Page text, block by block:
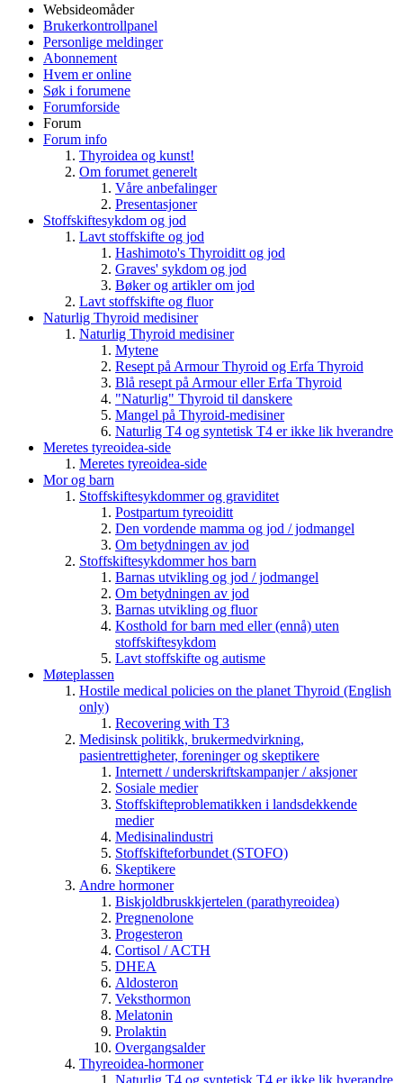
Websideomåder
Brukerkontrollpanel
Personlige meldinger
Abonnement
Hvem er online
Søk i forumene
Forumforside
Forum
Forum info
Thyroidea og kunst!
Om forumet generelt
Våre anbefalinger
Presentasjoner
Stoffskiftesykdom og jod
Lavt stoffskifte og jod
Hashimoto's Thyroiditt og jod
Graves' sykdom og jod
Bøker og artikler om jod
Lavt stoffskifte og fluor
Naturlig Thyroid medisiner
Naturlig Thyroid medisiner
Mytene
Resept på Armour Thyroid og Erfa Thyroid
Blå resept på Armour eller Erfa Thyroid
"Naturlig" Thyroid til danskere
Mangel på Thyroid-medisiner
Naturlig T4 og syntetisk T4 er ikke lik hverandre
Meretes tyreoidea-side
Meretes tyreoidea-side
Mor og barn
Stoffskiftesykdommer og graviditet
Postpartum tyreoiditt
Den vordende mamma og jod / jodmangel
Om betydningen av jod
Stoffskiftesykdommer hos barn
Barnas utvikling og jod / jodmangel
Om betydningen av jod
Barnas utvikling og fluor
Kosthold for barn med eller (ennå) uten
stoffskiftesykdom
Lavt stoffskifte og autisme
Møteplassen
Hostile medical policies on the planet Thyroid (English
only)
Recovering with T3
Medisinsk politikk, brukermedvirkning,
pasientrettigheter, foreninger og skeptikere
Internett / underskriftskampanjer / aksjoner
Sosiale medier
Stoffskifteproblematikken i landsdekkende
medier
Medisinalindustri
Stoffskifteforbundet (STOFO)
Skeptikere
Andre hormoner
Biskjoldbruskkjertelen (parathyreoidea)
Pregnenolone
Progesteron
Cortisol / ACTH
DHEA
Aldosteron
Veksthormon
Melatonin
Prolaktin
Overgangsalder
Thyreoidea-hormoner
Naturlig T4 og syntetisk T4 er ikke lik hverandre